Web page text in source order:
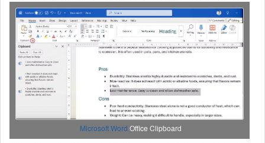
Microsoft Word Office Clipboard